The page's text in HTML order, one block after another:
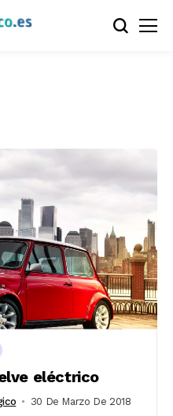
eléctrico
30 De Marzo De 2018